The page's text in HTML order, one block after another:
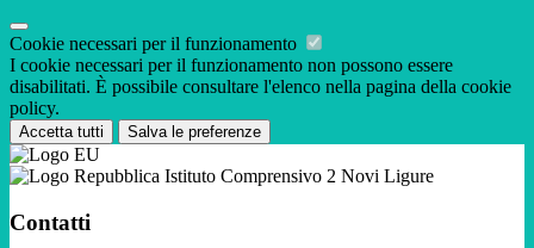
Cookie necessari per il funzionamento
I cookie necessari per il funzionamento non possono essere
disabilitati. È possibile consultare l'elenco nella pagina della cookie
policy.
Accetta tutti Salva le preferenze
Istituto Comprensivo 2 Novi Ligure
Contatti